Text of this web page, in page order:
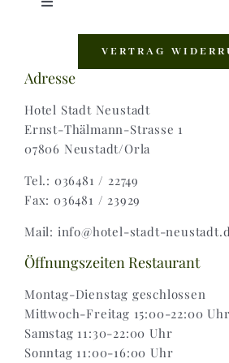
Toggle
Zahlungsweisen |
Widerruf |
Versand & Lieferung
VERTRAG
Adresse
Hotel Stadt Neustadt
Ernst-Thälmann-Strasse 1
07806 Neustadt/Orla
Tel.: 036481 / 22749
Fax: 036481 / 23929
Mail: info@hotel-stadt-
Öffnungszeiten Restaurant
Montag-Dienstag geschlossen
Mittwoch-Freitag 15:00-22:00 Uhr
Samstag 11:30-22:00 Uhr
Sonntag 11:00-16:00 Uhr